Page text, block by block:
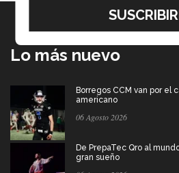
Lo más nuevo
Borregos CCM van por el
americano
06 Agosto 2026
De PrepaTec Qro al
gran sueño